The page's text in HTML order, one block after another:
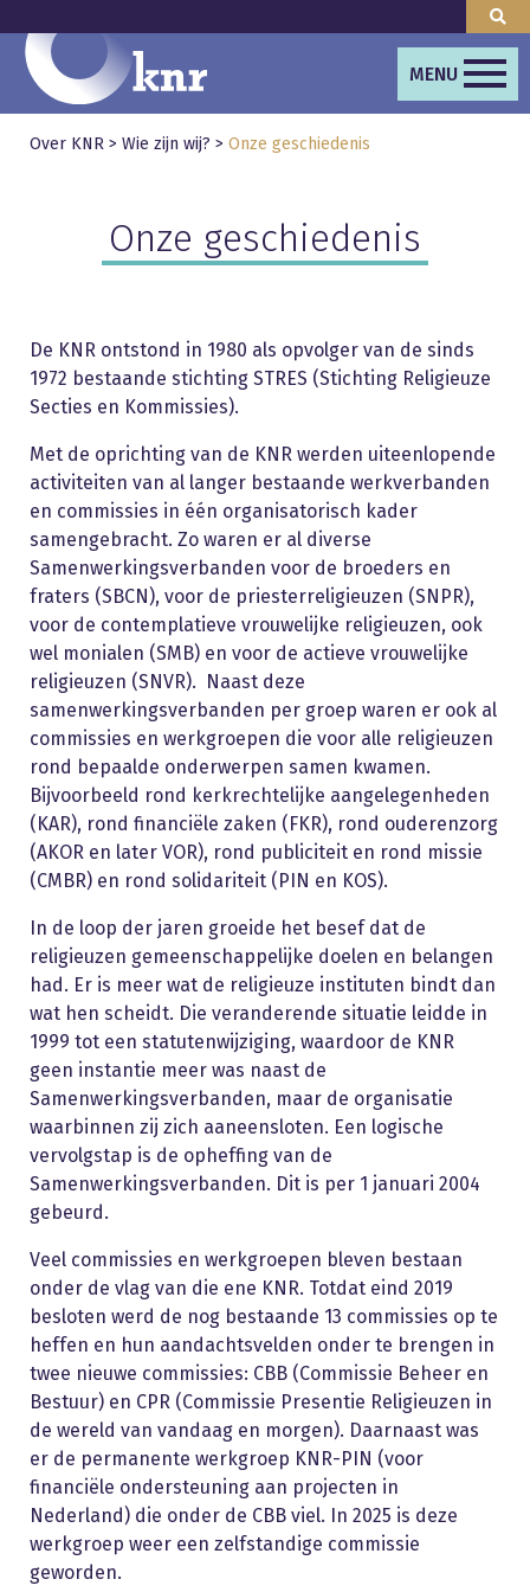
MENU
Over KNR > Wie zijn wij? > Onze geschiedenis
Onze geschiedenis
De KNR ontstond in 1980 als opvolger van de sinds
1972 bestaande stichting STRES (Stichting Religieuze
Secties en Kommissies).
Met de oprichting van de KNR werden uiteenlopende
activiteiten van al langer bestaande werkverbanden
en commissies in één organisatorisch kader
samengebracht. Zo waren er al diverse
Samenwerkingsverbanden voor de broeders en
fraters (SBCN), voor de priesterreligieuzen (SNPR),
voor de contemplatieve vrouwelijke religieuzen, ook
wel monialen (SMB) en voor de actieve vrouwelijke
religieuzen (SNVR). Naast deze
samenwerkingsverbanden per groep waren er ook al
commissies en werkgroepen die voor alle religieuzen
rond bepaalde onderwerpen samen kwamen.
Bijvoorbeeld rond kerkrechtelijke aangelegenheden
(KAR), rond financiële zaken (FKR), rond ouderenzorg
(AKOR en later VOR), rond publiciteit en rond missie
(CMBR) en rond solidariteit (PIN en KOS).
In de loop der jaren groeide het besef dat de
religieuzen gemeenschappelijke doelen en belangen
had. Er is meer wat de religieuze instituten bindt dan
wat hen scheidt. Die veranderende situatie leidde in
1999 tot een statutenwijziging, waardoor de KNR
geen instantie meer was naast de
Samenwerkingsverbanden, maar de organisatie
waarbinnen zij zich aaneensloten. Een logische
vervolgstap is de opheffing van de
Samenwerkingsverbanden. Dit is per 1 januari 2004
gebeurd.
Veel commissies en werkgroepen bleven bestaan
onder de vlag van die ene KNR. Totdat eind 2019
besloten werd de nog bestaande 13 commissies op te
heffen en hun aandachtsvelden onder te brengen in
twee nieuwe commissies: CBB (Commissie Beheer en
Bestuur) en CPR (Commissie Presentie Religieuzen in
de wereld van vandaag en morgen). Daarnaast was
er de permanente werkgroep KNR-PIN (voor
financiële ondersteuning aan projecten in
Nederland) die onder de CBB viel. In 2025 is deze
werkgroep weer een zelfstandige commissie
geworden.